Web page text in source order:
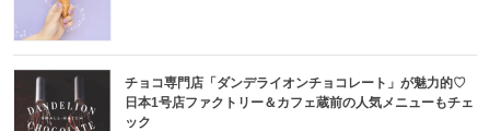
チョコ専門店「ダンデライオンチョコレート」が魅力的♡
日本1号店ファクトリー＆カフェ蔵前の人気メニューもチェ
ック